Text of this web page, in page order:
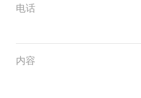
电话
内容